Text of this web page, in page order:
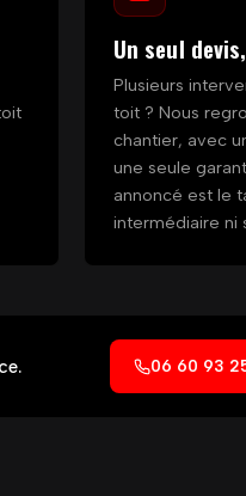
Un seul
Plusieurs
toit ? Nous
chantier, avec
une seule
annoncé est le
intermédiaire ni
06 60 93